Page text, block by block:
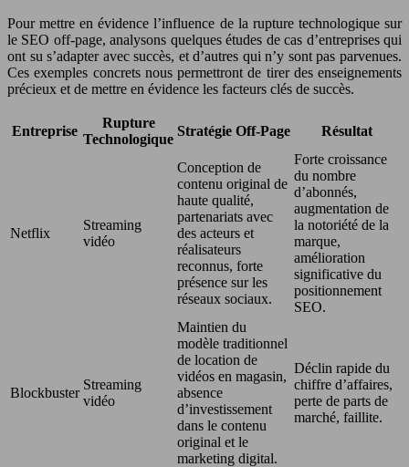
Pour mettre en évidence l’influence de la rupture technologique sur
le SEO off-page, analysons quelques études de cas d’entreprises qui
ont su s’adapter avec succès, et d’autres qui n’y sont pas parvenues.
Ces exemples concrets nous permettront de tirer des enseignements
précieux et de mettre en évidence les facteurs clés de succès.
Entreprise
Rupture
Technologique
Stratégie Off-Page Résultat
Netflix
Streaming
vidéo
Conception de
contenu original de
haute qualité,
partenariats avec
des acteurs et
réalisateurs
reconnus, forte
présence sur les
réseaux sociaux.
Forte croissance
du nombre
d’abonnés,
augmentation de
la notoriété de la
marque,
amélioration
significative du
positionnement
SEO.
Blockbuster
Streaming
vidéo
Maintien du
modèle traditionnel
de location de
vidéos en magasin,
absence
d’investissement
dans le contenu
original et le
marketing digital.
Déclin rapide du
chiffre d’affaires,
perte de parts de
marché, faillite.